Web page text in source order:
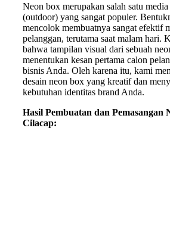
Neon box merupakan salah satu
(outdoor) yang sangat populer.
mencolok membuatnya sangat efektif
pelanggan, terutama saat malam hari.
bahwa tampilan visual dari sebuah
menentukan kesan pertama calon
bisnis Anda. Oleh karena itu, kami
desain neon box yang kreatif dan
kebutuhan identitas brand Anda.
Hasil Pembuatan dan Pemasangan
Cilacap: